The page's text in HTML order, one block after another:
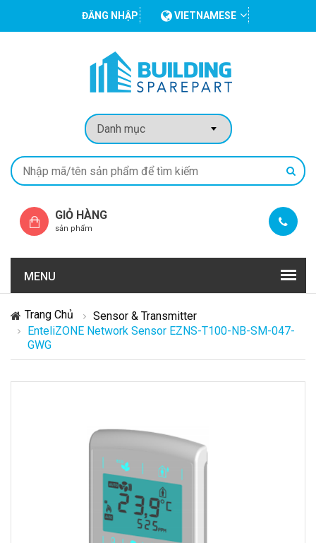
ĐĂNG NHẬP VIETNAMESE
GIỎ HÀNG
sản phẩm
MENU
Trang Chủ
Sensor & Transmitter
EnteliZONE Network Sensor EZNS-T100-NB-SM-047-
GWG